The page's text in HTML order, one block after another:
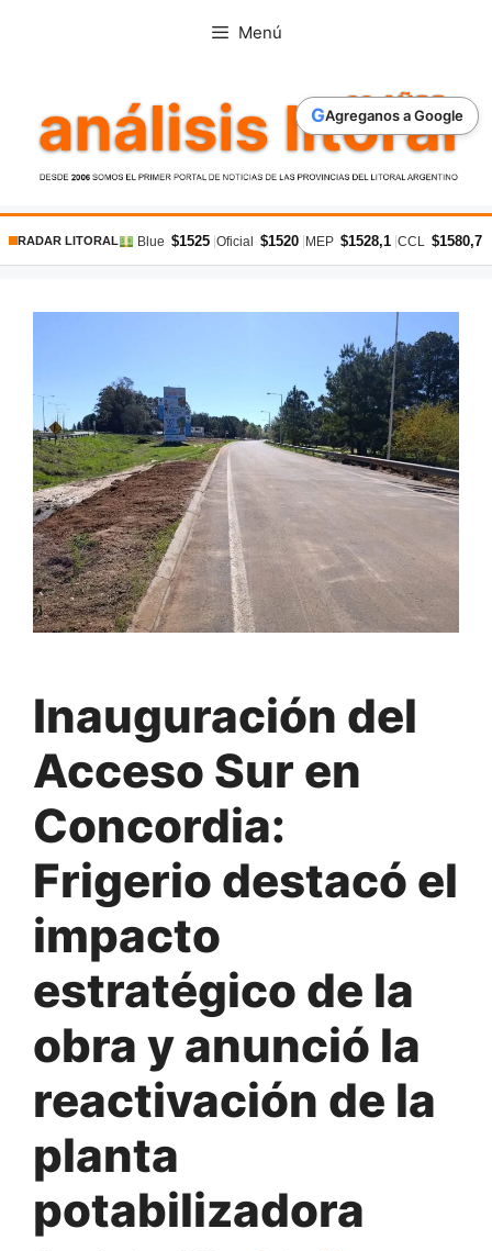
GAgreganos a Google
Menú
RADAR LITORAL Blue $1525 Oficial $1520 MEP $1528,1 CCL $1580,7
Inauguración del
Acceso Sur en
Concordia:
Frigerio destacó el
impacto
estratégico de la
obra y anunció la
reactivación de la
planta
potabilizadora